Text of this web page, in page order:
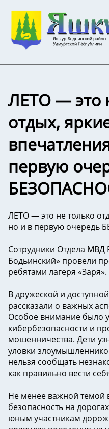
️ЛЕТО — это
отдых,
первую
️ЛЕТО — это не только
но и в первую очередь
Сотрудники Отдела МВД
Бодьинский» провели
ребятами лагеря «Заря».
В дружеской и
рассказали о важных
Особое внимание было
кибербезопасности и
мошенничества. Дети
уловки
нельзя сообщать
как правильно вести
Не менее важной темой
безопасность на
юным участникам